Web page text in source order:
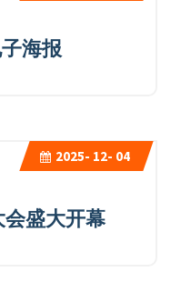
海报
2025- 12- 04
会盛大开幕